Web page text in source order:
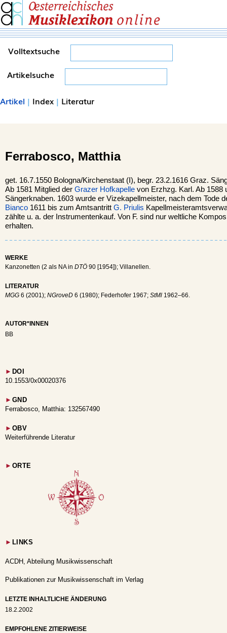
Volltextsuche
Artikelsuche
Artikel | Index | Literatur
Ferrabosco, Matthia
get. 16.7.1550 Bologna/Kirchenstaat (I), begr. 23.2.1616 Graz.
Ab 1581 Mitglied der Grazer Hofkapelle von Erzhzg. Karl. Ab 1588
Sängerknaben. 1603 wurde er Vizekapellmeister, nach dem Tode
Bianco 1611 bis zum Amtsantritt G. Priulis
zählte u. a. der Instrumentenkauf. Von F. sind nur weltliche
erhalten.
WERKE
Kanzonetten (2 als NA in DTÖ 90 [1954]); Villanellen.
LITERATUR
MGG 6 (2001); NGroveD 6 (1980); Federhofer 1967; StMl 1962–66.
AUTOR*INNEN
BB
► DOI
10.1553/0x00020376
► GND
Ferrabosco, Matthia: 132567490
► OBV
Weiterführende Literatur
► ORTE
► LINKS
ACDH, Abteilung Musikwissenschaft
Publikationen zur Musikwissenschaft im Verlag
LETZTE INHALTLICHE ÄNDERUNG
18.2.2002
EMPFOHLENE ZITIERWEISE